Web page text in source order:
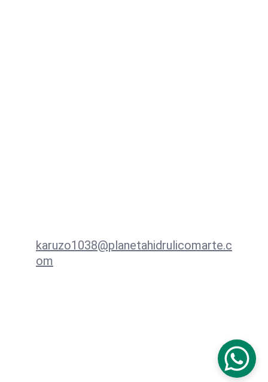
karuzo1038@planetahidrulicomarte.c
om